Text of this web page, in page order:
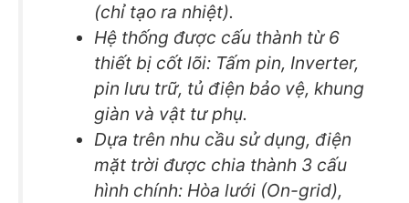
(chỉ tạo ra nhiệt).
Hệ thống được cấu thành từ 6
thiết bị cốt lõi: Tấm pin, Inverter,
pin lưu trữ, tủ điện bảo vệ, khung
giàn và vật tư phụ.
Dựa trên nhu cầu sử dụng, điện
mặt trời được chia thành 3 cấu
hình chính: Hòa lưới (On-grid),